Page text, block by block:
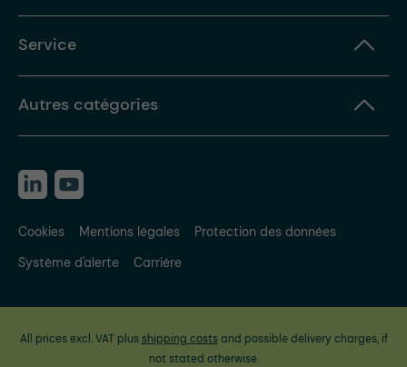
Service
Autres catégories
Cookies Mentions légales
Protection des données
Système d'alerte
Carrière
All prices excl. VAT plus shipping costsand possible delivery charges, if
not stated otherwise.